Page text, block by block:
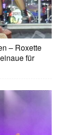
– Roxette
für